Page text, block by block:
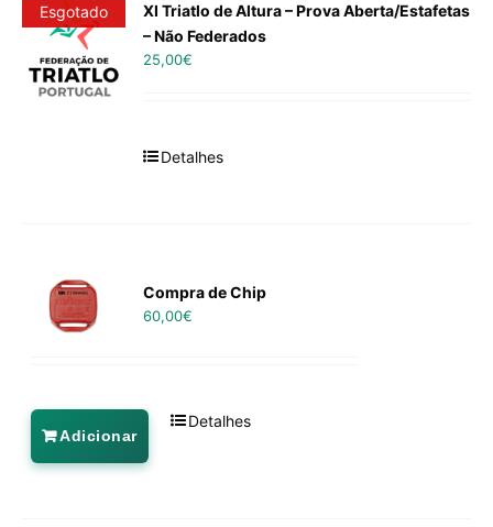
Esgotado
XI Triatlo de Altura – Prova Aberta/Estafetas
– Não Federados
25,00€
Detalhes
Compra de Chip
60,00€
Adicionar
Detalhes